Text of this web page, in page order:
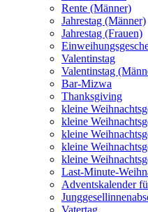
Rente (Männer)
Jahrestag (Männer)
Jahrestag (Frauen)
Valentinstag
Valentinstag
Bar-Mizwa
Thanksgiving
kleine
kleine
kleine
kleine
kleine
Last-Minute-
Adventskalender
Vatertag